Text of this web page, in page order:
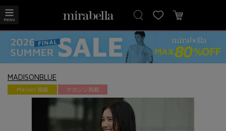
MADISONBLUE
Marisol 掲載 マガジン掲載